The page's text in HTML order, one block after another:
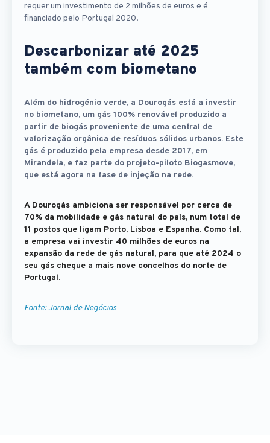
requer um investimento de 2 milhões de euros e é
financiado pelo Portugal 2020.
Descarbonizar até 2025
também com biometano
Além do hidrogénio verde, a Dourogás está a investir
no biometano, um gás 100% renovável produzido a
partir de biogás proveniente de uma central de
valorização orgânica de resíduos sólidos urbanos. Este
gás é produzido pela empresa desde 2017, em
Mirandela, e faz parte do projeto-piloto Biogasmove,
que está agora na fase de injeção na rede.
A Dourogás ambiciona ser responsável por cerca de
70% da mobilidade e gás natural do país, num total de
11 postos que ligam Porto, Lisboa e Espanha. Como tal,
a empresa vai investir 40 milhões de euros na
expansão da rede de gás natural, para que até 2024 o
seu gás chegue a mais nove concelhos do norte de
Portugal.
Fonte:Jornal de Negócios